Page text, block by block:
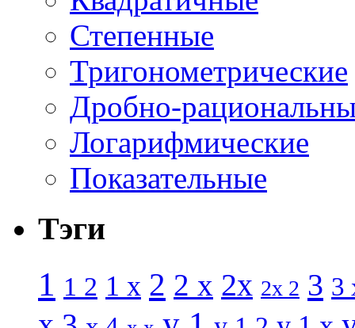
Степенные
Тригонометрические
Дробно-
Логарифмические
Показательные
Тэги
1 1 2 1 x 2 2 x 2x 2x 2 3 3